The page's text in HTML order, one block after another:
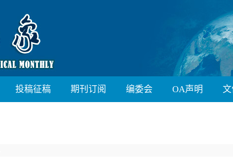
投稿征稿 期刊订阅 编委会 OA声明